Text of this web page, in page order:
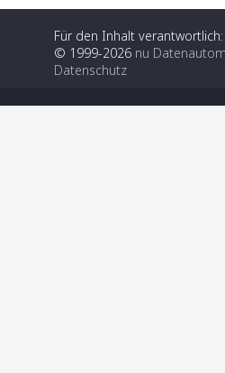
Für den Inhalt
© 1999-2026 nu
Datenschutz